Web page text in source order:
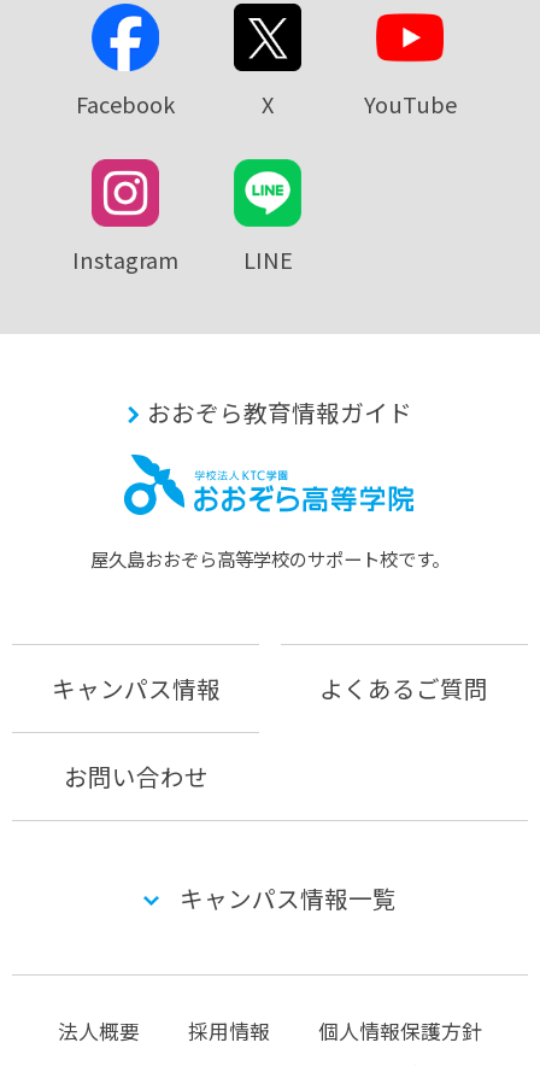
Facebook X YouTube
Instagram LINE
おおぞら教育情報ガイド
屋久島おおぞら⾼等学校のサポート校です。
キャンパス情報 よくあるご質問
お問い合わせ
キャンパス情報一覧
法人概要 採用情報
個人情報保護方針